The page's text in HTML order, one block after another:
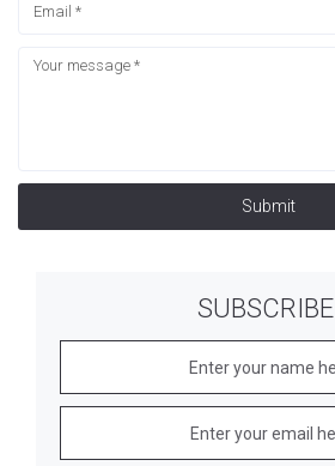
Submit
SUBSCRIBE